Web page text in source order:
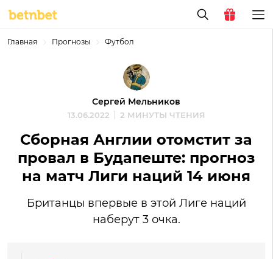
Главная Прогнозы Футбол
Сергей Мельников
13.06.2022 2 МИНУТЫ ЧТЕНИЯ
Сборная Англии отомстит за
провал в Будапеште: прогноз
на матч Лиги наций 14 июня
Британцы впервые в этой Лиге наций
наберут 3 очка.